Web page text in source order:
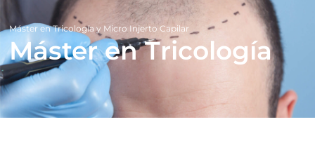
Máster en Tricología y Micro Injerto Capilar
Máster en Tricología